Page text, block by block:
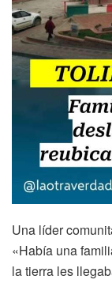
Una líder
«Había una
la tierra les